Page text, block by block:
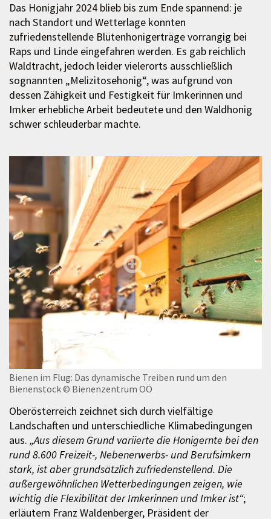
Das Honigjahr 2024 blieb bis zum Ende spannend: je
nach Standort und Wetterlage konnten
zufriedenstellende Blütenhonigerträge vorrangig bei
Raps und Linde eingefahren werden. Es gab reichlich
Waldtracht, jedoch leider vielerorts ausschließlich
sognannten „Melizitosehonig“, was aufgrund von
dessen Zähigkeit und Festigkeit für Imkerinnen und
Imker erhebliche Arbeit bedeutete und den Waldhonig
schwer schleuderbar machte.
Bienen im Flug: Das dynamische Treiben rund um den
Bienenstock© Bienenzentrum OÖ
Oberösterreich zeichnet sich durch vielfältige
Landschaften und unterschiedliche Klimabedingungen
aus. „Aus diesem Grund variierte die Honigernte bei den
rund 8.600 Freizeit-, Nebenerwerbs- und Berufsimkern
stark, ist aber grundsätzlich zufriedenstellend. Die
außergewöhnlichen Wetterbedingungen zeigen, wie
wichtig die Flexibilität der Imkerinnen und Imker ist“;
erläutern Franz Waldenberger, Präsident der